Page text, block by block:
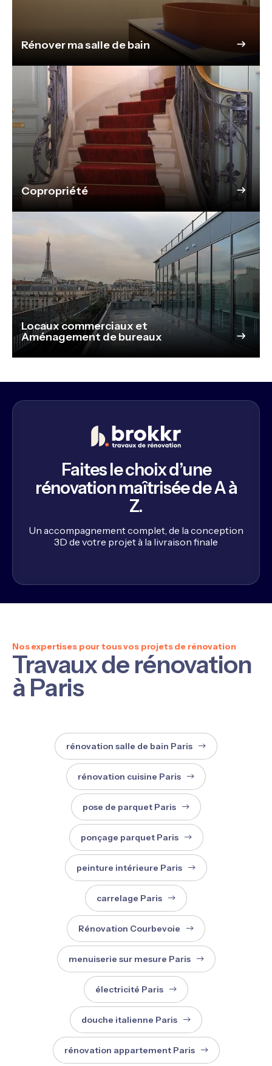
Rénover ma salle de bain
Copropriété
Locaux commerciaux et
Aménagement de bureaux
Faites le choix d’une
rénovation maîtrisée de A à
Z.
Un accompagnement complet, de la conception
3D de votre projet à la livraison finale
Nos expertises pour tous vos projets de rénovation
Travaux de rénovation
à Paris
rénovation salle de bain Paris
rénovation cuisine Paris
pose de parquet Paris
ponçage parquet Paris
peinture intérieure Paris
carrelage Paris
Rénovation Courbevoie
menuiserie sur mesure Paris
électricité Paris
douche italienne Paris
rénovation appartement Paris